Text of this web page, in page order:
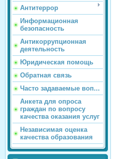
Антитеррор
Информационная
безопасность
Антикоррупционная
деятельность
Юридическая помощь
Обратная связь
Часто задаваемые воп...
Анкета для опроса
граждан по вопросу
качества оказания услуг
Независимая оценка
качества образования